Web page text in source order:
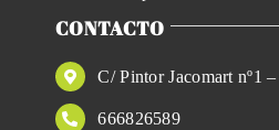
CONTACTO
C/ Pintor Jacomart nº1
666826589